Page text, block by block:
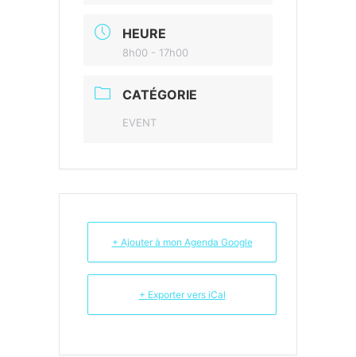
HEURE
8h00 - 17h00
CATÉGORIE
EVENT
+ Ajouter à mon Agenda Google
+ Exporter vers iCal